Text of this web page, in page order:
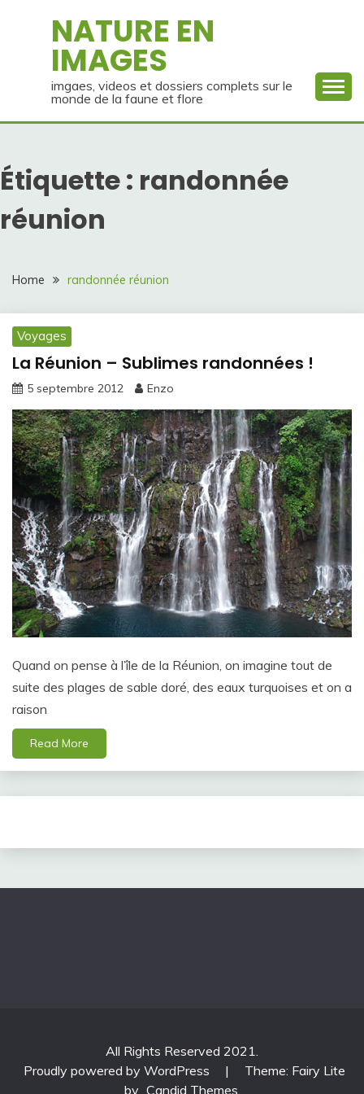
NATURE EN
IMAGES
imgaes, videos et dossiers complets sur le
monde de la faune et flore
Étiquette : randonnée
réunion
Home randonnée réunion
Voyages
La Réunion – Sublimes randonnées !
5 septembre 2012 Enzo
Quand on pense à l’île de la Réunion, on imagine tout de
suite des plages de sable doré, des eaux turquoises et on a
raison
Read More
All Rights Reserved 2021.
Proudly powered by WordPress
|
Theme: Fairy Lite
by Candid Themes